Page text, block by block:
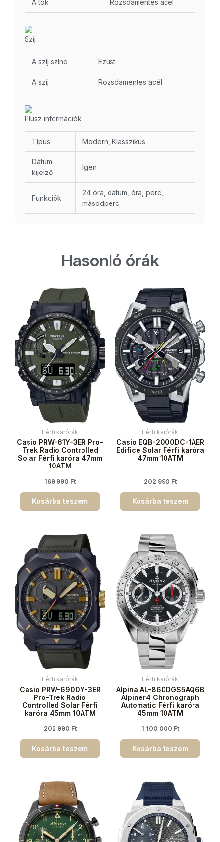
A tok Rozsdamentes acél
Szíj
A szíj színe Ezüst
A szíj Rozsdamentes acél
Plusz információk
Típus Modern, Klasszikus
Dátum
kijelző
Igen
Funkciók
24 óra, dátum, óra, perc,
másodperc
Hasonló órák
Férfi karórák
Casio PRW-61Y-3ER Pro-
Trek Radio Controlled
Solar Férfi karóra 47mm
10ATM
169 990 Ft
Kosárba teszem
Férfi karórák
Casio EQB-2000DC-1AER
Edifice Solar Férfi karóra
47mm 10ATM
202 990 Ft
Kosárba teszem
Férfi karórák
Casio PRW-6900Y-3ER
Pro-Trek Radio
Controlled Solar Férfi
karóra 45mm 10ATM
202 990 Ft
Kosárba teszem
Férfi karórák
Alpina AL-860DGS5AQ6B
Alpiner4 Chronograph
Automatic Férfi karóra
45mm 10ATM
1 100 000 Ft
Kosárba teszem